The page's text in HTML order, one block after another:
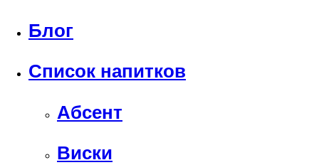
Блог
Список напитков
Абсент
Виски